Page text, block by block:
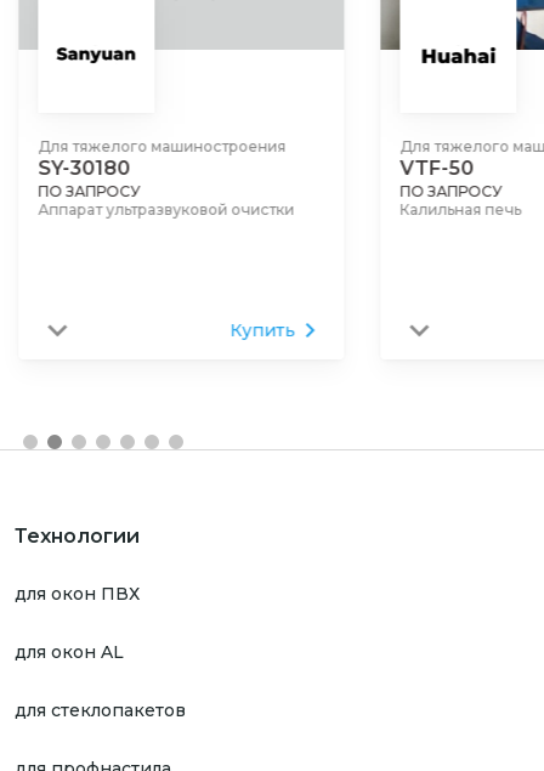
Для тяжелого машиностроения
VTF-50
ПО ЗАПРОСУ
Калильная печь
Купить
Для тяжелого
VOQ2-80
ПО ЗАПРОСУ
Вакуумная
Технологии
для окон ПВХ
для окон AL
для стеклопакетов